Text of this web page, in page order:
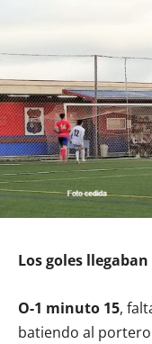
Los goles llegaban
O-1 minuto 15,
batiendo al portero